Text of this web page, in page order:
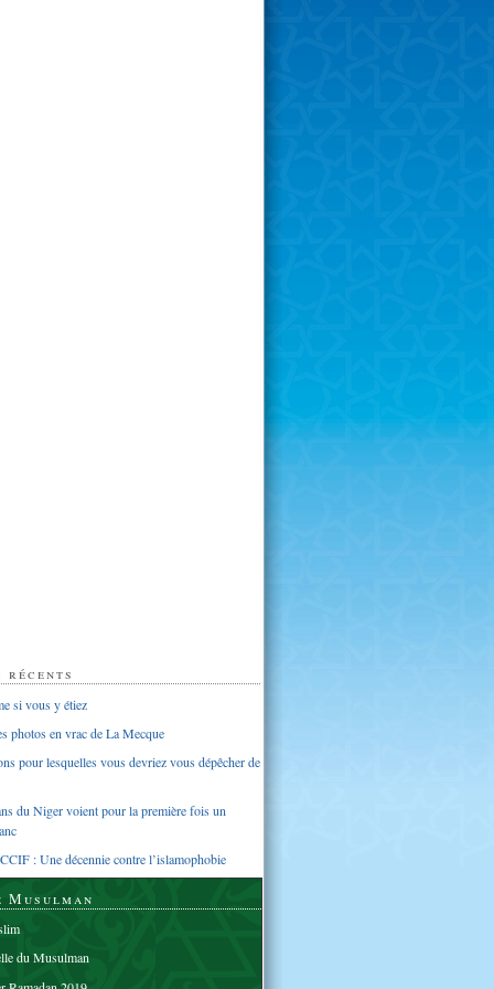
si vous y étiez
photos en vrac de La Mecque
pour lesquelles vous devriez vous dépêcher de
du Niger voient pour la première fois un
: Une décennie contre l’islamophobie
Musulman
du Musulman